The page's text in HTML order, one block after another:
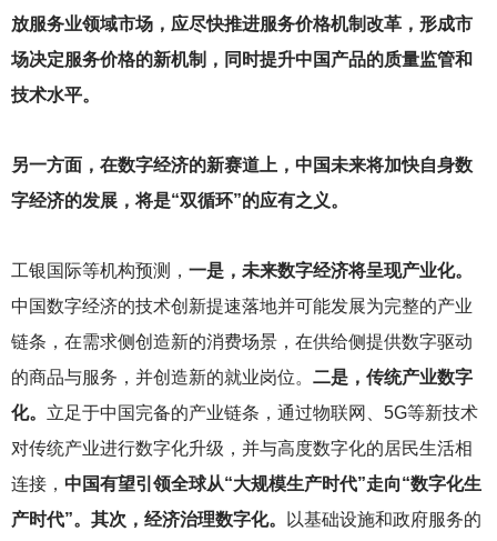
放服务业领域市场，应尽快推进服务价格机制改革，形成市
场决定服务价格的新机制，同时提升中国产品的质量监管和
技术水平。
另一方面，在数字经济的新赛道上，中国未来将加快自身数
字经济的发展，将是“双循环”的应有之义。
工银国际等机构预测， 一是，未来数字经济将呈现产业化。
中国数字经济的技术创新提速落地并可能发展为完整的产业
链条，在需求侧创造新的消费场景，在供给侧提供数字驱动
的商品与服务，并创造新的就业岗位。 二是，传统产业数字
化。 立足于中国完备的产业链条，通过物联网、5G等新技术
对传统产业进行数字化升级，并与高度数字化的居民生活相
连接， 中国有望引领全球从“大规模生产时代”走向“数字化生
产时代”。其次，经济治理数字化。
以基础设施和政府服务的